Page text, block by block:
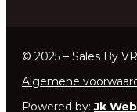
© 2025 – Sales By VR
Algemene
Powered by:Jk